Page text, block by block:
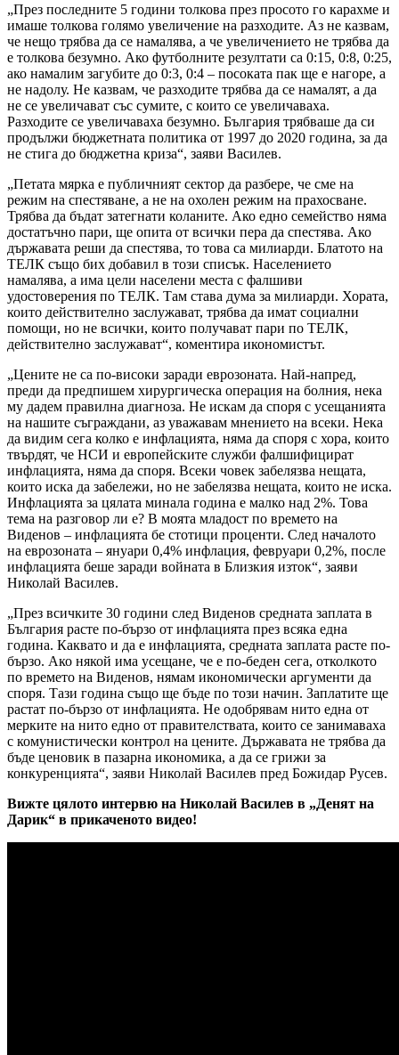
„През последните 5 години толкова през просото го карахме и
имаше толкова голямо увеличение на разходите. Аз не казвам,
че нещо трябва да се намалява, а че увеличението не трябва да
е толкова безумно. Ако футболните резултати са 0:15, 0:8, 0:25,
ако намалим загубите до 0:3, 0:4 – посоката пак ще е нагоре, а
не надолу. Не казвам, че разходите трябва да се намалят, а да
не се увеличават със сумите, с които се увеличаваха.
Разходите се увеличаваха безумно. България трябваше да си
продължи бюджетната политика от 1997 до 2020 година, за да
не стига до бюджетна криза“, заяви Василев.
„Петата мярка е публичният сектор да разбере, че сме на
режим на спестяване, а не на охолен режим на прахосване.
Трябва да бъдат затегнати коланите. Ако едно семейство няма
достатъчно пари, ще опита от всички пера да спестява. Ако
държавата реши да спестява, то това са милиарди. Блатото на
ТЕЛК също бих добавил в този списък. Населението
намалява, а има цели населени места с фалшиви
удостоверения по ТЕЛК. Там става дума за милиарди. Хората,
които действително заслужават, трябва да имат социални
помощи, но не всички, които получават пари по ТЕЛК,
действително заслужават“, коментира икономистът.
„Цените не са по-високи заради еврозоната. Най-напред,
преди да предпишем хирургическа операция на болния, нека
му дадем правилна диагноза. Не искам да споря с усещанията
на нашите съграждани, аз уважавам мнението на всеки. Нека
да видим сега колко е инфлацията, няма да споря с хора, които
твърдят, че НСИ и европейските служби фалшифицират
инфлацията, няма да споря. Всеки човек забелязва нещата,
които иска да забележи, но не забелязва нещата, които не иска.
Инфлацията за цялата минала година е малко над 2%. Това
тема на разговор ли е? В моята младост по времето на
Виденов – инфлацията бе стотици проценти. След началото
на еврозоната – януари 0,4% инфлация, февруари 0,2%, после
инфлацията беше заради войната в Близкия изток“, заяви
Николай Василев.
„През всичките 30 години след Виденов средната заплата в
България расте по-бързо от инфлацията през всяка една
година. Каквато и да е инфлацията, средната заплата расте по-
бързо. Ако някой има усещане, че е по-беден сега, отколкото
по времето на Виденов, нямам икономически аргументи да
споря. Тази година също ще бъде по този начин. Заплатите ще
растат по-бързо от инфлацията. Не одобрявам нито една от
мерките на нито едно от правителствата, които се занимаваха
с комунистически контрол на цените. Държавата не трябва да
бъде ценовик в пазарна икономика, а да се грижи за
конкуренцията“, заяви Николай Василев пред Божидар Русев.
Вижте цялото интервю на Николай Василев в „Денят на
Дарик“ в прикаченото видео!